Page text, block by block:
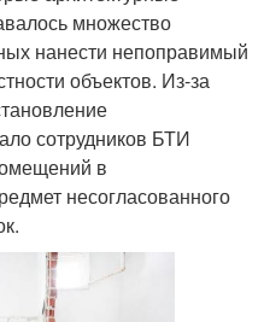
множество
нанести непоправимый
объектов. Из-за
сотрудников БТИ
в
несогласованного